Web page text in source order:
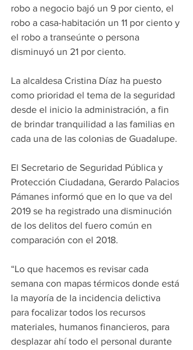
robo a negocio bajó un 9 por ciento, el
robo a casa-habitación un 11 por ciento y
el robo a transeúnte o persona
disminuyó un 21 por ciento.
La alcaldesa Cristina Díaz ha puesto
como prioridad el tema de la seguridad
desde el inicio la administración, a fin
de brindar tranquilidad a las familias en
cada una de las colonias de Guadalupe.
El Secretario de Seguridad Pública y
Protección Ciudadana, Gerardo Palacios
Pámanes informó que en lo que va del
2019 se ha registrado una disminución
de los delitos del fuero común en
comparación con el 2018.
“Lo que hacemos es revisar cada
semana con mapas térmicos donde está
la mayoría de la incidencia delictiva
para focalizar todos los recursos
materiales, humanos financieros, para
desplazar ahí todo el personal durante